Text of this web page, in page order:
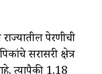
पेरणीची
सरासरी क्षेत्र